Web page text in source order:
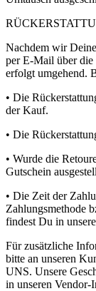
Nachdem wir
per E-Mail über
erfolgt umgehend.
• Die
der Kauf.
• Die
• Wurde die
Gutschein
• Die Zeit der
Zahlungsmethode
findest Du in
Für zusätzliche
bitte an unseren
UNS. Unsere
in unseren Vendor-